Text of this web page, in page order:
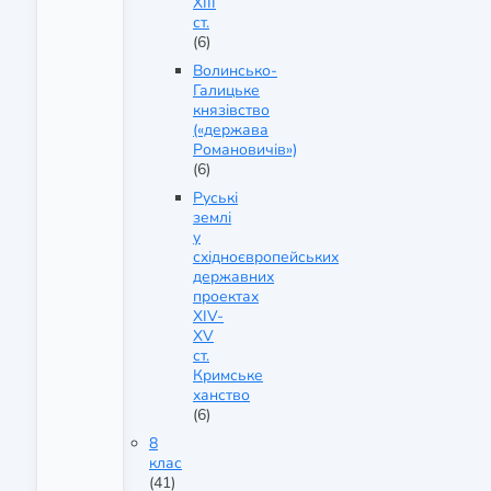
ст.
(6)
Волинсько-
Галицьке
князівство
(«держава
Романовичів»)
(6)
Руські
землі
у
східноєвропейських
державних
проектах
XIV-
XV
ст.
Кримське
ханство
(6)
8
клас
(41)